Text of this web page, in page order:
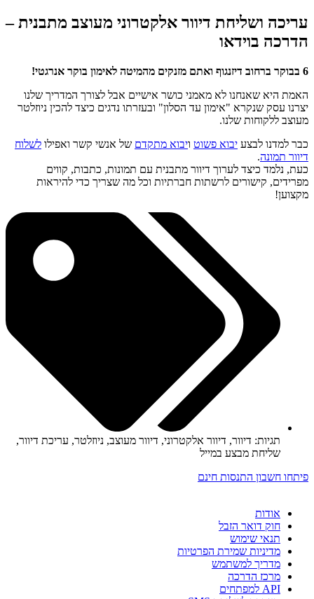
עריכה ושליחת דיוור אלקטרוני מעוצב מתבנית –
הדרכה בוידאו
6 בבוקר ברחוב דיזנגוף ואתם מזנקים מהמיטה לאימון בוקר אנרגטי!
האמת היא שאנחנו לא מאמני כושר אישיים אבל לצורך המדריך שלנו
יצרנו עסק שנקרא "אימון עד הסלון" ובעזרתו נדגים כיצד להכין ניוזלטר
מעוצב ללקוחות שלנו.
כבר למדנו לבצע יבוא פשוט ויבוא מתקדם של אנשי קשר ואפילו לשלוח
דיוור תמונה.
כעת, נלמד כיצד לערוך דיוור מתבנית עם תמונות, כתבות, קווים
מפרידים, קישורים לרשתות חברתיות וכל מה שצריך כדי להיראות
מקצוען!
תגיות: דיוור, דיוור אלקטרוני, דיוור מעוצב, ניוזלטר, עריכת דיוור,
שליחת מבצע במייל
פיתחו חשבון התנסות חינם
אודות
חוק דואר הזבל
תנאי שימוש
מדיניות שמירת הפרטיות
מדריך למשתמש
מרכז הדרכה
API למפתחים